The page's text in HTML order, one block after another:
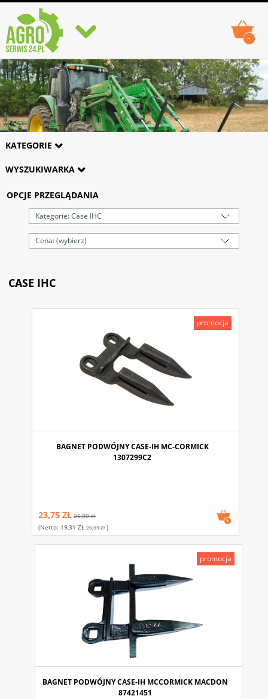
-
KATEGORIE
WYSZUKIWARKA
OPCJE PRZEGLĄDANIA
Kategorie: Case IHC
Cena: (wybierz)
CASE IHC
BAGNET PODWÓJNY CASE-IH MC-CORMICK
1307299C2
23,75 ZŁ 25,00 zł
(netto: 19,31 ZŁ 20,33 Zł)
promocja
BAGNET PODWÓJNY CASE-IH MCCORMICK MACDON
87421451
promocja